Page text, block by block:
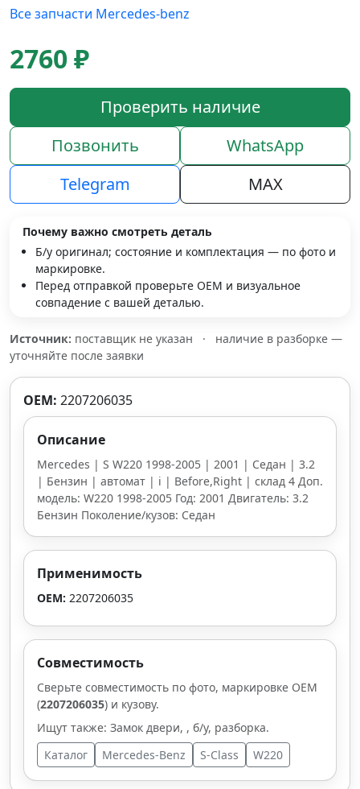
Все запчасти Mercedes-benz
2760 ₽
Проверить наличие
Позвонить
WhatsApp
Telegram
MAX
Почему важно смотреть деталь
Б/у оригинал; состояние и комплектация — по фото и
маркировке.
Перед отправкой проверьте OEM и визуальное
совпадение с вашей деталью.
Источник: поставщик не указан ·
наличие в разборке —
уточняйте после заявки
OEM: 2207206035
Описание
Mercedes | S W220 1998-2005 | 2001 | Седан | 3.2
| Бензин | автомат | i | Before,Right | склад 4 Доп.
модель: W220 1998-2005 Год: 2001 Двигатель: 3.2
Бензин Поколение/кузов: Седан
Применимость
OEM: 2207206035
Совместимость
Сверьте совместимость по фото, маркировке OEM
(2207206035) и кузову.
Ищут также: Замок двери, , б/у, разборка.
Каталог
Mercedes-Benz S-Class W220